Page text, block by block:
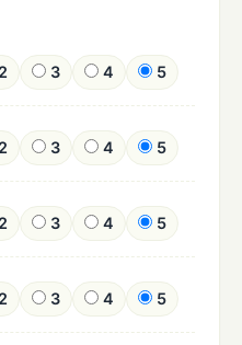
2 3 4 5
2 3 4 5
2 3 4 5
2 3 4 5